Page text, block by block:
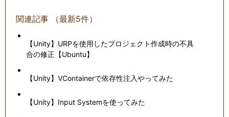
関連記事 （最新5件）
【Unity】URPを使用したプロジェクト作成時の不具
合の修正【Ubuntu】
【Unity】VContainerで依存性注入やってみた
【Unity】Input Systemを使ってみた